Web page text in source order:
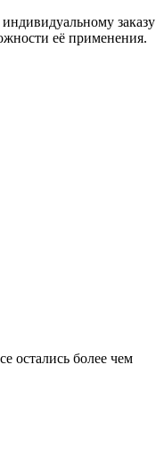
заказу
её применения.
остались более чем